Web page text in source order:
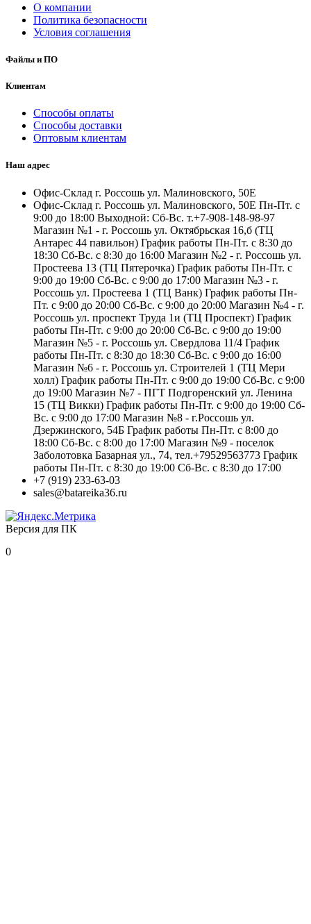
О компании
Политика безопасности
Условия соглашения
Файлы и ПО
Клиентам
Способы оплаты
Способы доставки
Оптовым клиентам
Наш адрес
Офис-Склад г. Россошь ул. Малиновского, 50Е
Офис-Склад г. Россошь ул. Малиновского, 50Е Пн-Пт. с
9:00 до 18:00 Выходной: Сб-Вс. т.+7-908-148-98-97
Магазин №1 - г. Россошь ул. Октябрьская 16,б (ТЦ
Антарес 44 павильон) График работы Пн-Пт. с 8:30 до
18:30 Сб-Вс. с 8:30 до 16:00 Магазин №2 - г. Россошь ул.
Простеева 13 (ТЦ Пятерочка) График работы Пн-Пт. с
9:00 до 19:00 Сб-Вс. с 9:00 до 17:00 Магазин №3 - г.
Россошь ул. Простеева 1 (ТЦ Ванк) График работы Пн-
Пт. с 9:00 до 20:00 Сб-Вс. с 9:00 до 20:00 Магазин №4 - г.
Россошь ул. проспект Труда 1и (ТЦ Проспект) График
работы Пн-Пт. с 9:00 до 20:00 Сб-Вс. с 9:00 до 19:00
Магазин №5 - г. Россошь ул. Свердлова 11/4 График
работы Пн-Пт. с 8:30 до 18:30 Сб-Вс. с 9:00 до 16:00
Магазин №6 - г. Россошь ул. Строителей 1 (ТЦ Мери
холл) График работы Пн-Пт. с 9:00 до 19:00 Сб-Вс. с 9:00
до 19:00 Магазин №7 - ПГТ Подгоренский ул. Ленина
15 (ТЦ Викки) График работы Пн-Пт. с 9:00 до 19:00 Сб-
Вс. с 9:00 до 17:00 Магазин №8 - г.Россошь ул.
Дзержинского, 54Б График работы Пн-Пт. с 8:00 до
18:00 Сб-Вс. с 8:00 до 17:00 Магазин №9 - поселок
Заболотовка Базарная ул., 74, тел.+79529563773 График
работы Пн-Пт. с 8:30 до 19:00 Сб-Вс. с 8:30 до 17:00
+7 (919) 233-63-03
sales@batareika36.ru
Версия для ПК
0